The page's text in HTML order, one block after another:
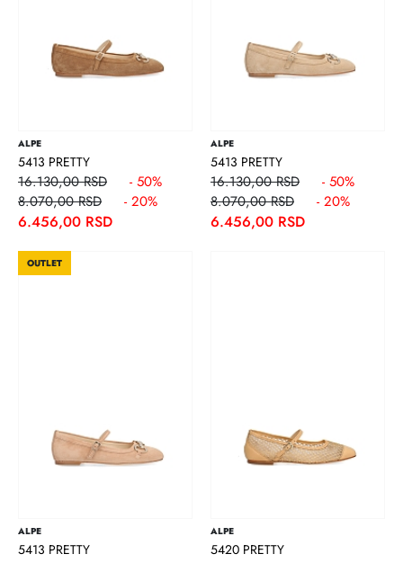
ALPE
5413 PRETTY
16.130,00 RSD
- 50%
8.070,00 RSD
- 20%
6.456,00 RSD
ALPE
5413 PRETTY
16.130,00 RSD
- 50%
8.070,00 RSD
- 20%
6.456,00 RSD
OUTLET
ALPE
5413 PRETTY
ALPE
5420 PRETTY